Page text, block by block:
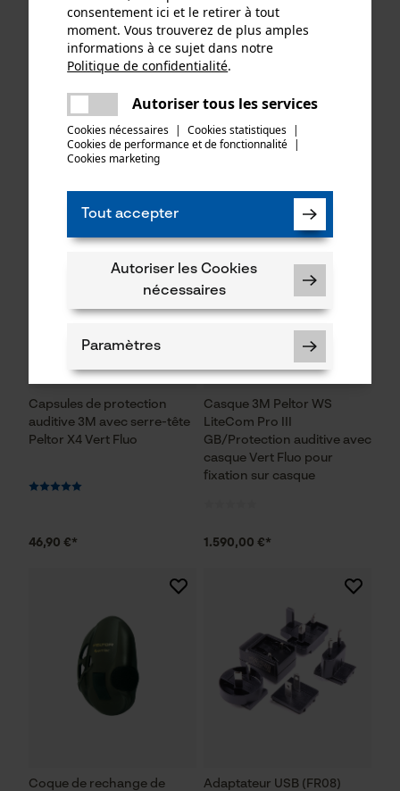
Micro-coupe-vent 3M
13,90 €*
3M Protecteur auditif à
Peltor vert fluo
Capsules de protection
auditive 3M avec serre-tête
Peltor X4 Vert Fluo
46,90 €*
Casque 3M Peltor WS
LiteCom Pro III
GB/Protection auditive avec
casque Vert Fluo pour
fixation sur casque
1.590,00 €*
Coque de rechange de
Adaptateur USB (FR08)
consentement ici et le retirer à tout
moment. Vous trouverez de plus amples
informations à ce sujet dans notre
Politique de confidentialité.
Autoriser tous les services
Cookies nécessaires | Cookies statistiques |
Cookies de performance et de fonctionnalité |
Cookies marketing
Tout accepter
Autoriser les Cookies
nécessaires
Paramètres
Cookies nécessaires
ID de session
Sauvegarder les préférences
pour traitement des données
Econda Tag Manager
Une erreur s'est produite. Veuillez
essayer encore.
partager
partager
mail